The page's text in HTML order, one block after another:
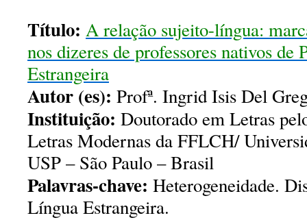
Título: A relação sujeito-língua:
nos dizeres de professores nativos de
Estrangeira
Autor (es): Profª. Ingrid Isis Del
Instituição: Doutorado em Letras
Letras Modernas da FFLCH/
USP – São Paulo – Brasil
Palavras-chave: Heterogeneidade.
Língua Estrangeira.